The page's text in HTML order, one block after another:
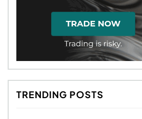
TRENDING POSTS